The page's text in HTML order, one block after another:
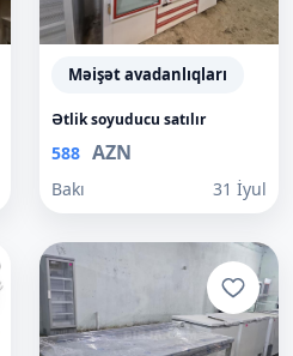
Məişət avadanlıqları
Ətlik soyuducu satılır
588 AZN
Bakı 31 İyul